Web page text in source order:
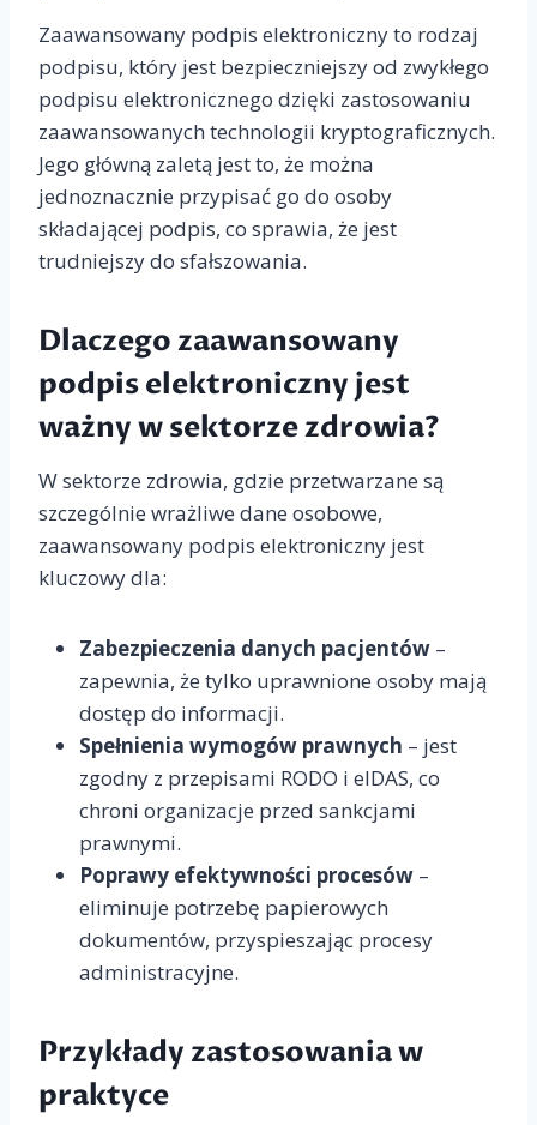
Zaawansowany podpis elektroniczny to rodzaj
podpisu, który jest bezpieczniejszy od zwykłego
podpisu elektronicznego dzięki zastosowaniu
zaawansowanych technologii kryptograficznych.
Jego główną zaletą jest to, że można
jednoznacznie przypisać go do osoby
składającej podpis, co sprawia, że jest
trudniejszy do sfałszowania.
Dlaczego zaawansowany
podpis elektroniczny jest
ważny w sektorze zdrowia?
W sektorze zdrowia, gdzie przetwarzane są
szczególnie wrażliwe dane osobowe,
zaawansowany podpis elektroniczny jest
kluczowy dla:
Zabezpieczenia danych pacjentów –
zapewnia, że tylko uprawnione osoby mają
dostęp do informacji.
Spełnienia wymogów prawnych – jest
zgodny z przepisami RODO i eIDAS, co
chroni organizacje przed sankcjami
prawnymi.
Poprawy efektywności procesów –
eliminuje potrzebę papierowych
dokumentów, przyspieszając procesy
administracyjne.
Przykłady zastosowania w
praktyce